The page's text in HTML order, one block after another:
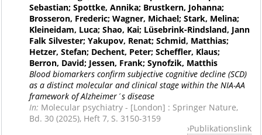
Sebastian; Spottke, Annika; Brustkern, Johanna;
Brosseron, Frederic; Wagner, Michael; Stark, Melina;
Kleineidam, Luca; Shao, Kai; Lüsebrink-Rindsland, Jann
Falk Silvester; Yakupov, Renat; Schmid, Matthias;
Hetzer, Stefan; Dechent, Peter; Scheffler, Klaus;
Berron, David; Jessen, Frank; Synofzik, Matthis
Blood biomarkers confirm subjective cognitive decline (SCD)
as a distinct molecular and clinical stage within the NIA-AA
framework of Alzheimer´s disease
In: Molecular psychiatry - [London] : Springer Nature,
Bd. 30 (2025), Heft 7, S. 3150-3159
Publikationslink